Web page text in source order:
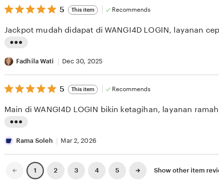
v
e
b
y
A
f
a
n
t
n
r
e
v
e
b
y
5
out
5
stars
5 This item Recommends
i
s
t
n
r
e
Jackpot mudah didapat di WANGI4D LOGIN, layanan
Fadhila Wati Dec 30, 2025
5
out
5
stars
5 This item Recommends
i
s
Main di WANGI4D LOGIN bikin ketagihan, layanan
Rama Soleh Mar 2, 2026
Previous
page
1 2 3 4 5
Next
page
Show other item